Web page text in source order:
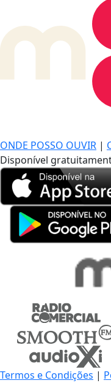
ONDE POSSO OUVIR |
Disponível
Termos e Condições |